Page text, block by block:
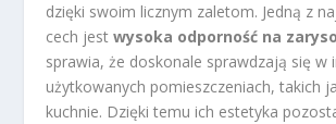
dzięki swoim licznym zaletom. Jedną z
cech jestwysoka odporność na
sprawia, że doskonale sprawdzają się w
użytkowanych pomieszczeniach, takich
kuchnie. Dzięki temu ich estetyka